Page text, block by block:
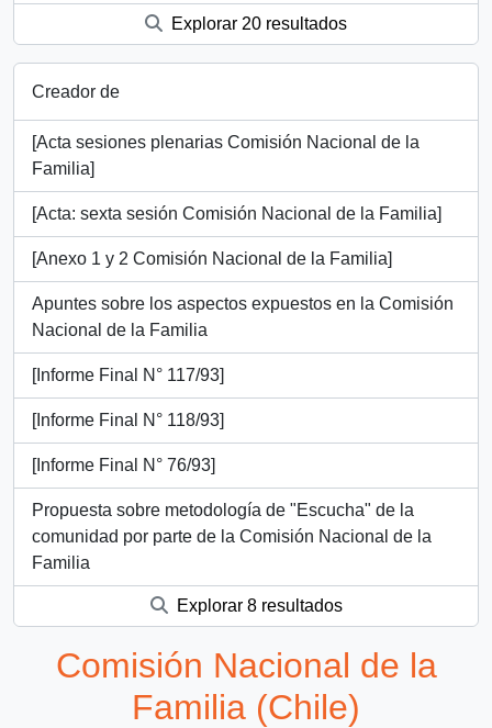
Explorar 20 resultados
Creador de
[Acta sesiones plenarias Comisión Nacional de la
Familia]
[Acta: sexta sesión Comisión Nacional de la Familia]
[Anexo 1 y 2 Comisión Nacional de la Familia]
Apuntes sobre los aspectos expuestos en la Comisión
Nacional de la Familia
[Informe Final N° 117/93]
[Informe Final N° 118/93]
[Informe Final N° 76/93]
Propuesta sobre metodología de "Escucha" de la
comunidad por parte de la Comisión Nacional de la
Familia
Explorar 8 resultados
Comisión Nacional de la
Familia (Chile)